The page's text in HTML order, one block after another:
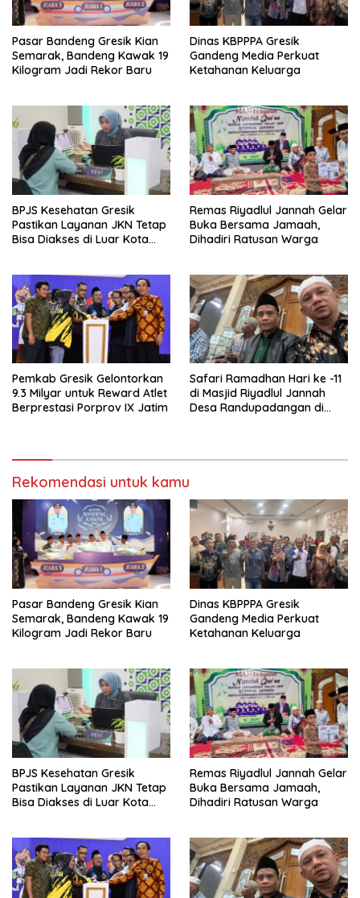
Pasar Bandeng Gresik Kian
Semarak, Bandeng Kawak 19
Kilogram Jadi Rekor Baru
Dinas KBPPPA Gresik
Gandeng Media Perkuat
Ketahanan Keluarga
BPJS Kesehatan Gresik
Pastikan Layanan JKN Tetap
Bisa Diakses di Luar Kota
Remas Riyadlul Jannah Gelar
Buka Bersama Jamaah,
Dihadiri Ratusan Warga
Pemkab Gresik Gelontorkan
9.3 Milyar untuk Reward Atlet
Berprestasi Porprov IX Jatim
Safari Ramadhan Hari ke -11
di Masjid Riyadlul Jannah
Desa Randupadangan di
Rekomendasi untuk kamu
Pasar Bandeng Gresik Kian
Semarak, Bandeng Kawak 19
Kilogram Jadi Rekor Baru
Dinas KBPPPA Gresik
Gandeng Media Perkuat
Ketahanan Keluarga
BPJS Kesehatan Gresik
Pastikan Layanan JKN Tetap
Bisa Diakses di Luar Kota
Remas Riyadlul Jannah Gelar
Buka Bersama Jamaah,
Dihadiri Ratusan Warga